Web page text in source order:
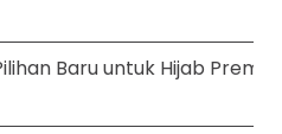
Baru untuk Hijab